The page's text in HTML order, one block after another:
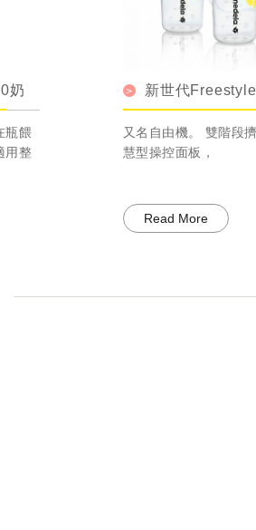
新世代Freestyle雙邊電動吸
又名自由機。 雙階段擠乳模式，具智
慧型操控面板，
Read More